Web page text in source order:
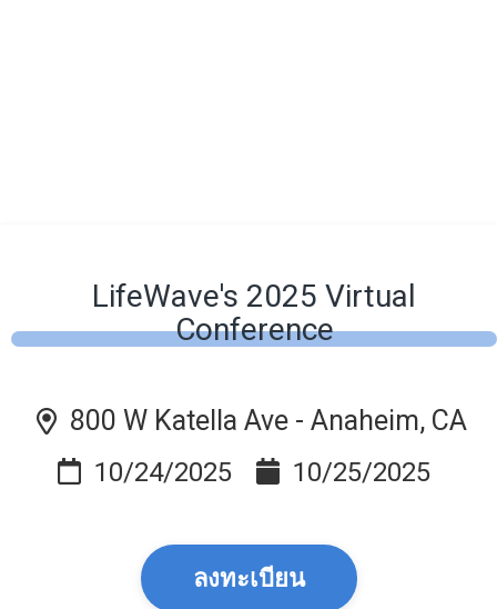
LifeWave's 2025 Virtual
Conference
10/24/2025 10/25/2025
ลงทะเบียน